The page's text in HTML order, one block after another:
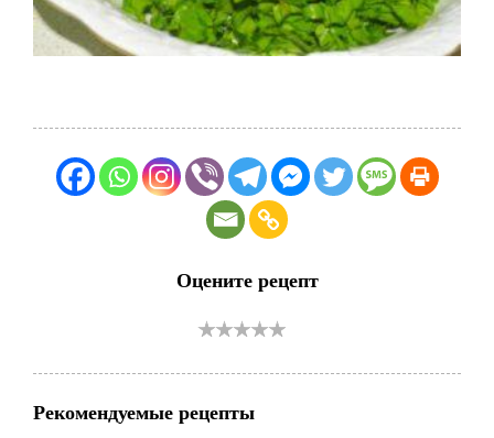
Оцените рецепт
Рекомендуемые рецепты